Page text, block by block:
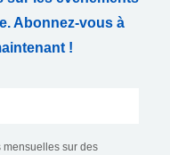
Abonnez-vous à
!
sur des